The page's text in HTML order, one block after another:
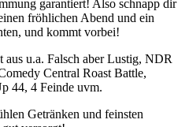
garantiert! Also schnapp dir
fröhlichen Abend und ein
und kommt vorbei!
aus u.a. Falsch aber Lustig, NDR
Central Roast Battle,
44, 4 Feinde uvm.
Getränken und feinsten